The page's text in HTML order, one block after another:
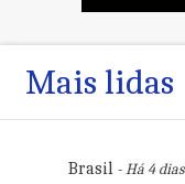
Mais lidas
Brasil- Há 4 dias